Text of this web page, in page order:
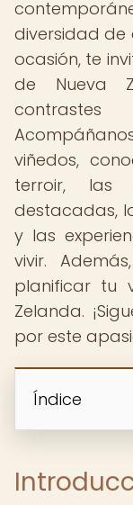
diversidad de
ocasión, te
de Nueva
viñedos,
terroir, las
destacadas,
y las
vivir.
planificar tu
Zelanda.
por este
Índice